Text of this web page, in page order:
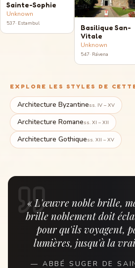
Sainte-Sophie
Unknown
537· Estambul
Basilique San-
Vitale
Unknown
547· Rávena
EXPLORE LES STYLES DE
Architecture Byzantiness. IV – XV
Architecture Romaness. XI – XII
Architecture Gothiquess. XII – XV
« L'œuvre noble brille,
brille noblement doit
pour qu'ils voyagent,
lumières, jusqu'à la
— ABBÉ SUGER DE